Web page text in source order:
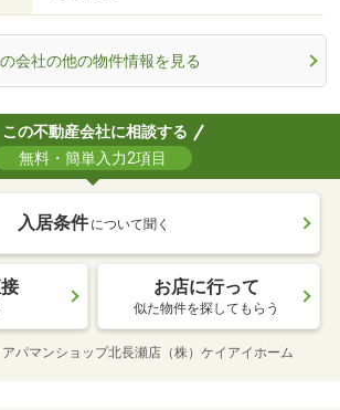
会社の他の物件情報を見る
この不動産会社に相談する
無料・簡単入力2項目
入居条件 について聞く
お店に行って
似た物件を探してもらう
アパマンショップ北長瀬店（株）ケイアイホーム